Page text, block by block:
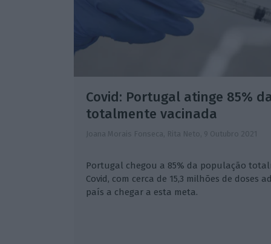
Covid: Portugal atinge 85%
totalmente vacinada
Joana Morais Fonseca, Rita Neto, 9 Outubro 2021
Portugal chegou a 85% da população
Covid, com cerca de 15,3 milhões de doses
país a chegar a esta meta.